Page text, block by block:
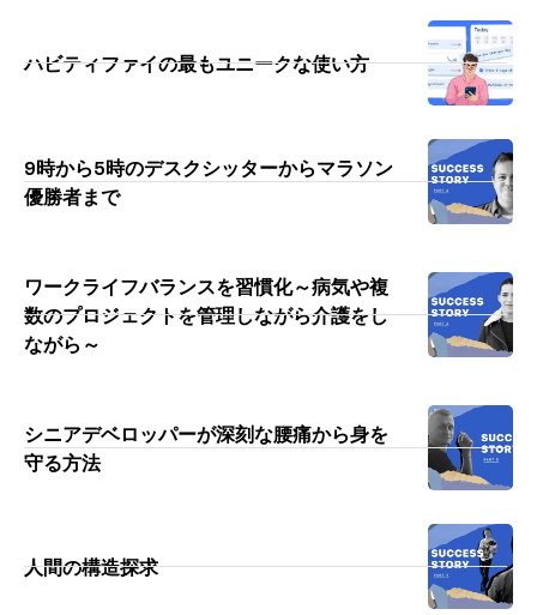
ハビティファイの最もユニークな使い方
9時から5時のデスクシッターからマラソン
優勝者まで
ワークライフバランスを習慣化～病気や複
数のプロジェクトを管理しながら介護をし
ながら～
シニアデベロッパーが深刻な腰痛から身を
守る方法
人間の構造探求